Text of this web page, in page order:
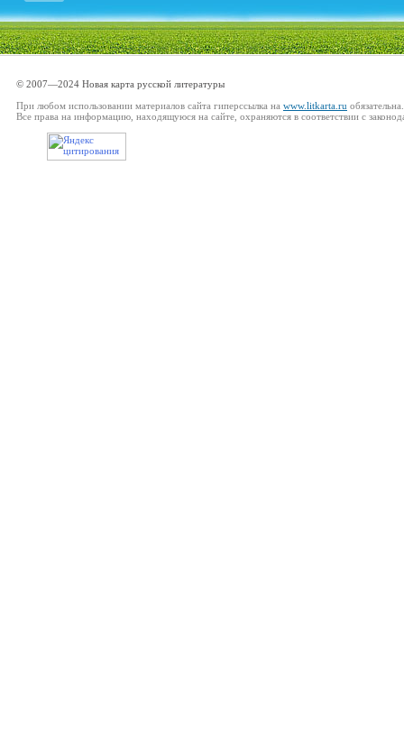
© 2007—2024 Новая карта русской литературы
При любом использовании материалов сайта гиперссылка на www.litkarta.ru обязательна.
Все права на информацию, находящуюся на сайте, охраняются в соответствии с